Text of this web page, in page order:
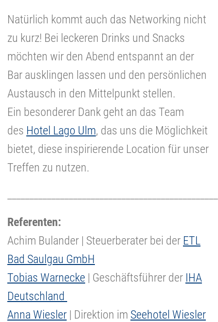
Natürlich kommt auch das Networking nicht
zu kurz! Bei leckeren Drinks und Snacks
möchten wir den Abend entspannt an der
Bar ausklingen lassen und den persönlichen
Austausch in den Mittelpunkt stellen.
Ein besonderer Dank geht an das Team
des Hotel Lago Ulm, das uns die Möglichkeit
bietet, diese inspirierende Location für unser
Treffen zu nutzen.
Referenten:
Achim Bulander | Steuerberater bei der ETL
Bad Saulgau GmbH
Tobias Warnecke | Geschäftsführer der IHA
Deutschland
Anna Wiesler | Direktion im Seehotel Wiesler